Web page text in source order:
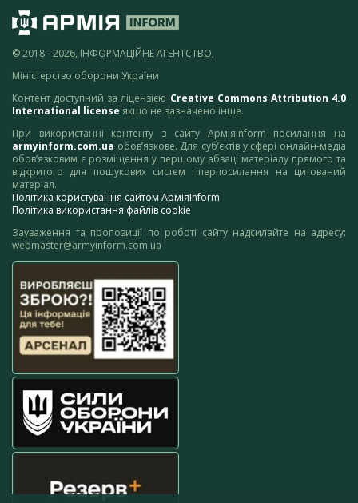
© 2018 - 2026, ІНФОРМАЦІЙНЕ АГЕНТСТВО,
Міністерство оборони України
Контент доступний за ліцензією Creative Commons Attribution 4.0
International license якщо не зазначено інше.
При використанні контенту з сайту АрміяInform посилання на
armyinform.com.ua обов’язкове. Для суб’єктів у сфері онлайн-медіа
обов’язковим є розміщення у першому абзаці матеріалу прямого та
відкритого для пошукових систем гіперпосилання на цитований
матеріал.
Політика користування сайтом АрміяInform
Політика використання файлів cookie
Зауваження та пропозиції по роботі сайту надсилайте на адресу:
webmaster@armyinform.com.ua